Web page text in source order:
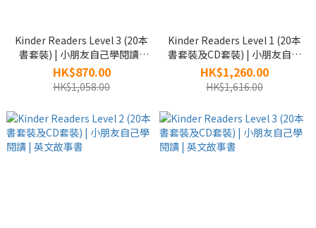
Kinder Readers Level 3 (20本
書套裝) | 小朋友自己學閱讀 |
英文故事書
HK$870.00
HK$1,058.00
Kinder Readers Level 1 (20本
書套裝及CD套裝) | 小朋友自己
學閱讀 | 英文故事書
HK$1,260.00
HK$1,616.00